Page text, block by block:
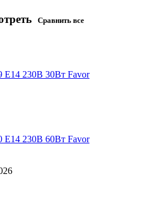
Сравнить все
Е14 230В 30Вт Favor
Е14 230В 60Вт Favor